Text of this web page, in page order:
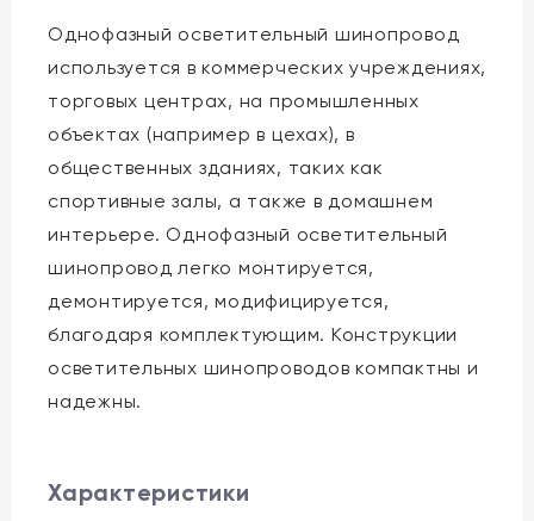
Однофазный осветительный шинопровод
используется в коммерческих учреждениях,
торговых центрах, на промышленных
объектах (например в цехах), в
общественных зданиях, таких как
спортивные залы, а также в домашнем
интерьере. Однофазный осветительный
шинопровод легко монтируется,
демонтируется, модифицируется,
благодаря комплектующим. Конструкции
осветительных шинопроводов компактны и
надежны.
Характеристики